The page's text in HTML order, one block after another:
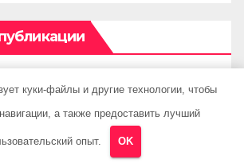
выбрать летнюю резину для
домкраты марки Epont и Avk-
куки-файлы и другие технологии, чтобы
а также предоставить лучший
опыт. OK